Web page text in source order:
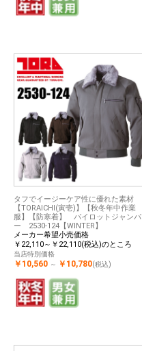
タフでイージーケア性に優れた素材
【TORAICHI(寅壱)】【秋冬年中作業
服】【防寒着】 パイロットジャンパ
ー 2530-124【WINTER】
メーカー希望小売価格
￥22,110～￥22,110(税込)のところ
当店特別価格
￥10,560 ～ ￥10,780(税込)